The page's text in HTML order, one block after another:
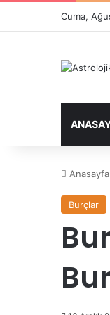
Cuma,
Anasayfa
Burçlar